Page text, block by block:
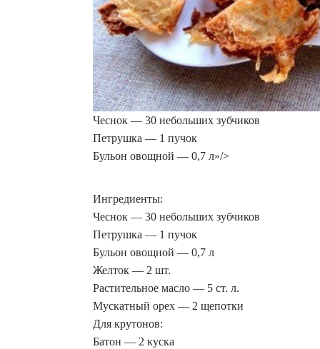
Чеснок — 30 небольших зубчиков
Петрушка — 1 пучок
Бульон овощной — 0,7 л»/>
Ингредиенты:
Чеснок — 30 небольших зубчиков
Петрушка — 1 пучок
Бульон овощной — 0,7 л
Желток — 2 шт.
Растительное масло — 5 ст. л.
Мускатный орех — 2 щепотки
Для крутонов:
Батон — 2 куска